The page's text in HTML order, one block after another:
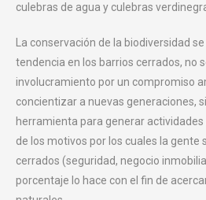
culebras de agua y culebras
La conservación de la biodiversidad
tendencia en los barrios cerrados, no
involucramiento por un compromiso
concientizar a nuevas generaciones,
herramienta para generar actividades
de los motivos por los cuales la gente
cerrados (seguridad, negocio
porcentaje lo hace con el fin de